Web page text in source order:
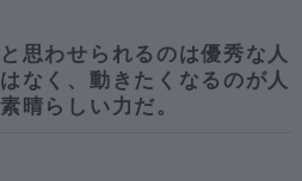
思わせられるのは優秀な人
なく、動きたくなるのが人
晴らしい力だ。